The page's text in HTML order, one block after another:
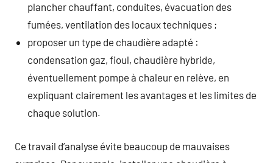
plancher chauffant, conduites, évacuation des
fumées, ventilation des locaux techniques ;
proposer un type de chaudière adapté :
condensation gaz, fioul, chaudière hybride,
éventuellement pompe à chaleur en relève, en
expliquant clairement les avantages et les limites de
chaque solution.
Ce travail d’analyse évite beaucoup de mauvaises